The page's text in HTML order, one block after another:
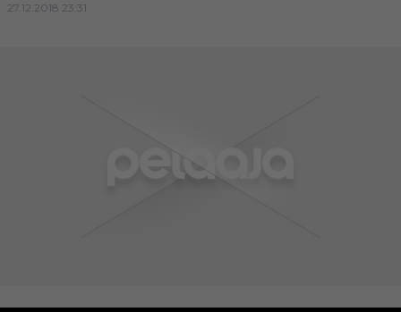
27.12.2018 23:31